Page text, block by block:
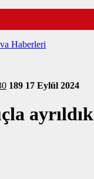
Haberleri
189 17 Eylül 2024
ayrıldık